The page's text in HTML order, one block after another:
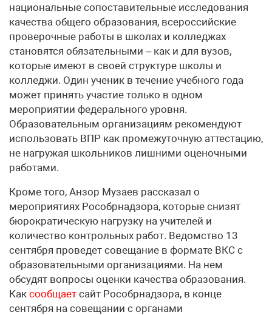
национальные сопоставительные исследования
качества общего образования, всероссийские
проверочные работы в школах и колледжах
становятся обязательными – как и для вузов,
которые имеют в своей структуре школы и
колледжи. Один ученик в течение учебного года
может принять участие только в одном
мероприятии федерального уровня.
Образовательным организациям рекомендуют
использовать ВПР как промежуточную аттестацию,
не нагружая школьников лишними оценочными
работами.
Кроме того, Анзор Музаев рассказал о
мероприятиях Рособрнадзора, которые снизят
бюрократическую нагрузку на учителей и
количество контрольных работ. Ведомство 13
сентября проведет совещание в формате ВКС с
образовательными организациями. На нем
обсудят вопросы оценки качества образования.
Как сообщает сайт Рособрнадзора, в конце
сентября на совещании с органами